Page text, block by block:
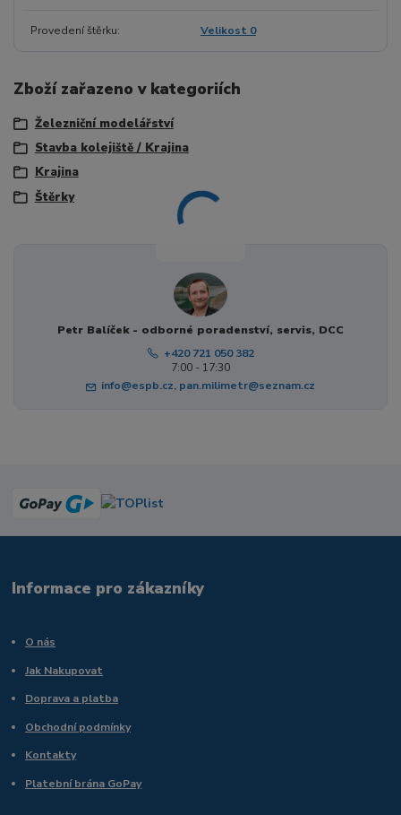
Provedení štěrku Velikost 0
Zboží zařazeno v kategoriích
Železniční modelářství
Stavba kolejiště / Krajina
Krajina
Štěrky
Petr Balíček - odborné poradenství, servis, DCC
+420 721 050 382
7:00 - 17:30
info@espb.cz, pan.milimetr@seznam.cz
Informace pro zákazníky
O nás
Jak Nakupovat
Doprava a platba
Obchodní podmínky
Kontakty
Platební brána GoPay